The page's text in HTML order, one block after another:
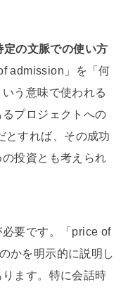
の文脈での使い方
admission」を「何
う意味で使われる
プロジェクトへの
とすれば、その成功
投資とも考えられ
要です。「price of
かを明示的に説明し
ます。特に会話時